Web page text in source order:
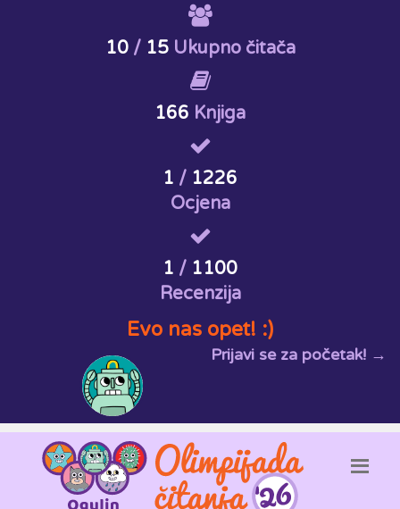
10/ 15Ukupno čitača
166 Knjiga
1 / 1226
Ocjena
1 / 1100
Recenzija
Evo nas opet! :)
Prijavi se za početak! →